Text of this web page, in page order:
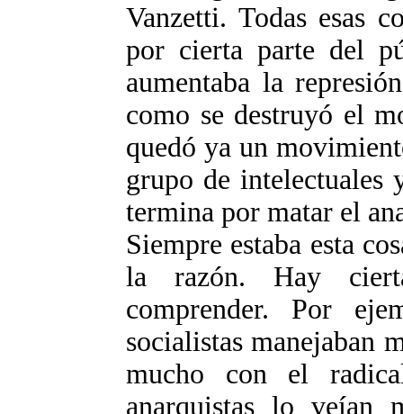
Vanzetti. Todas esas
por cierta parte del
aumentaba la
como se destruyó el
quedó ya un
grupo de
termina por matar el
Siempre estaba esta
la razón. Hay
comprender. Por
socialistas manejaban
mucho con el
anarquistas lo